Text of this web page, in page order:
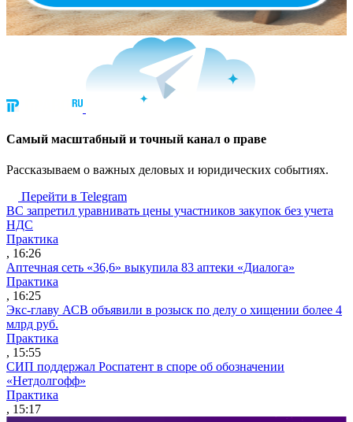
Cамый масштабный и точный канал о праве
Рассказываем о важных деловых и юридических событиях.
Перейти в Telegram
ВС запретил уравнивать цены участников закупок без учета
НДС
Практика
, 16:26
Аптечная сеть «36,6» выкупила 83 аптеки «Диалога»
Практика
, 16:25
Экс-главу АСВ объявили в розыск по делу о хищении более 4
млрд руб.
Практика
, 15:55
СИП поддержал Роспатент в споре об обозначении
«Нетдолгофф»
Практика
, 15:17